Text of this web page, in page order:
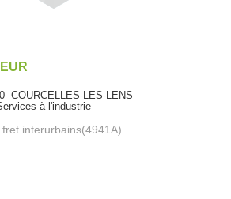
COURCELLES-LES-LENS
à l'industrie
interurbains(4941A)